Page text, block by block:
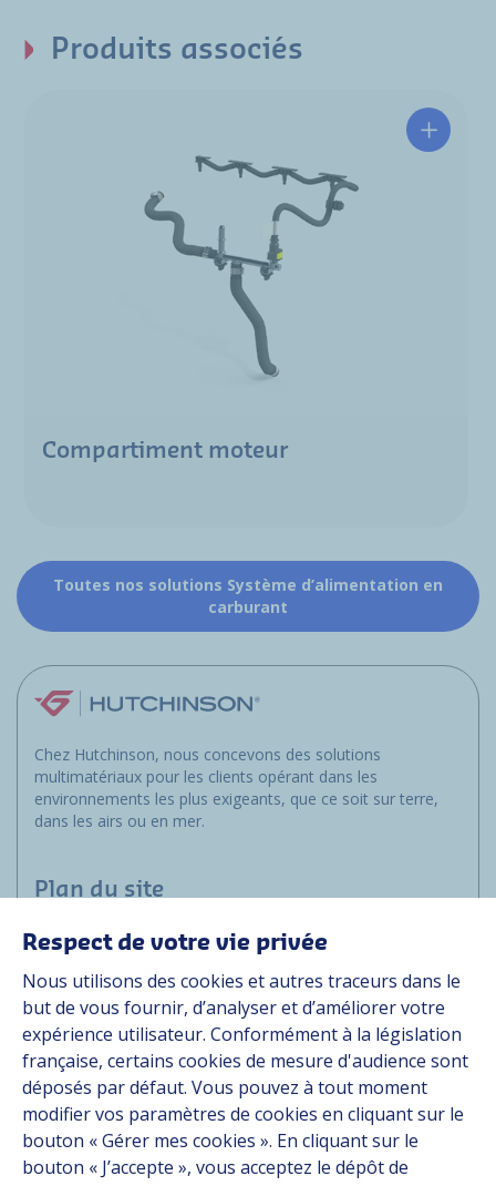
Produits associés
Compartiment moteur
Toutes nos solutions Système d’alimentation en
carburant
Chez Hutchinson, nous concevons des solutions
multimatériaux pour les clients opérant dans les
environnements les plus exigeants, que ce soit sur terre,
dans les airs ou en mer.
Plan du site
Applications
Solutions
Ressources
À propos
Carrière
Contact
Respect de votre vie privée
Nous utilisons des cookies et autres traceurs dans le
but de vous fournir, d’analyser et d’améliorer votre
expérience utilisateur. Conformément à la législation
française, certains cookies de mesure d'audience sont
déposés par défaut. Vous pouvez à tout moment
modifier vos paramètres de cookies en cliquant sur le
bouton « Gérer mes cookies ». En cliquant sur le
bouton « J’accepte », vous acceptez le dépôt de